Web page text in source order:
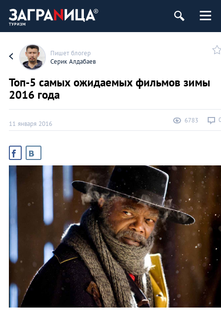
Пишет блогер
Серик Алдабаев
Топ-5 самых ожидаемых фильмов зимы
2016 года
11 января 2016 6783